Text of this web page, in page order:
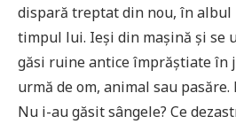
dispară treptat din nou, în albul
timpul lui. Ieși din mașină și se
găsi ruine antice împrăștiate în
urmă de om, animal sau pasăre.
Nu i-au găsit sângele? Ce